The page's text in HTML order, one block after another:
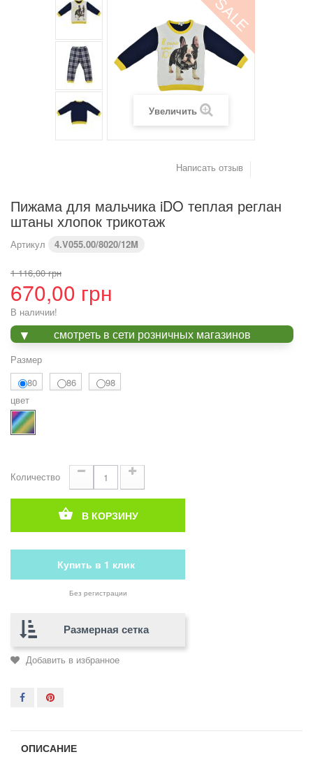
SALE
Увеличить
Написать отзыв
Пижама для мальчика iDO теплая реглан
штаны хлопок трикотаж
Артикул 4.V055.00/8020/12M
1 116,00 грн
670,00 грн
В наличии!
смотреть в сети розничных магазинов
Размер
80
86
98
цвет
Количество
В КОРЗИНУ
Купить в 1 клик
Без регистрации
(см)
8 9,2 10,2
Предупреждение : размеры тела, а не одежды
Размерная сетка
Добавить в избранное
ОПИСАНИЕ